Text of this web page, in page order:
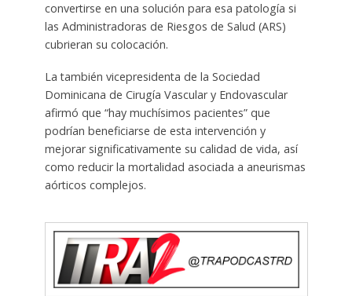
convertirse en una solución para esa patología si
las Administradoras de Riesgos de Salud (ARS)
cubrieran su colocación.
La también vicepresidenta de la Sociedad
Dominicana de Cirugía Vascular y Endovascular
afirmó que “hay muchísimos pacientes” que
podrían beneficiarse de esta intervención y
mejorar significativamente su calidad de vida, así
como reducir la mortalidad asociada a aneurismas
aórticos complejos.